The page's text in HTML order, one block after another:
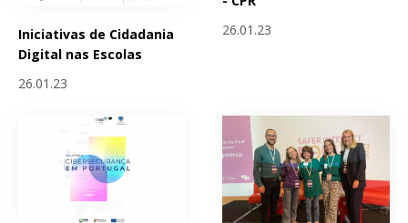
Iniciativas de Cidadania
Digital nas Escolas
26.01.23
26.01.23